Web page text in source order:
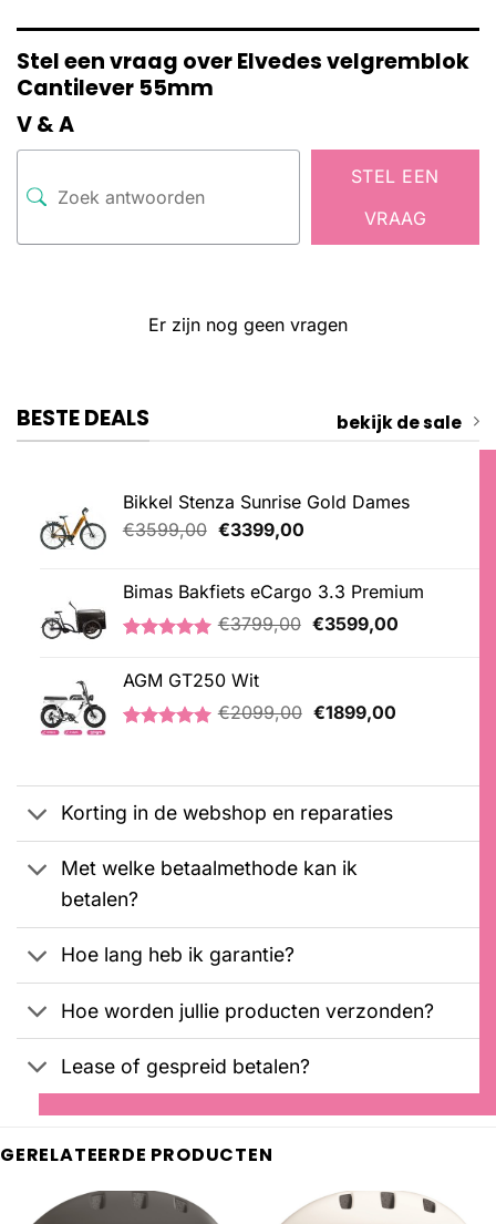
Stel een vraag over Elvedes velgremblok
Cantilever 55mm
V & A
STEL EEN
VRAAG
Er zijn nog geen vragen
BESTE DEALS bekijk de sale
Bikkel Stenza Sunrise Gold Dames
€3599,00 Oorspronkelijke
€3599,00.
€3399,00Huidige
€3399,00.
Bimas Bakfiets eCargo 3.3 Premium
5.00 op 5
gebaseerd
op
klantbeoordelingen
€3799,00 Oorspronkelijke
€3599,00Huidige
AGM GT250 Wit
klantbeoordeling
€2099,00 Oorspronkelijke
€1899,00Huidige
Korting in de webshop en reparaties
Met welke betaalmethode kan ik
betalen?
Hoe lang heb ik garantie?
Hoe worden jullie producten verzonden?
Lease of gespreid betalen?
GERELATEERDE PRODUCTEN